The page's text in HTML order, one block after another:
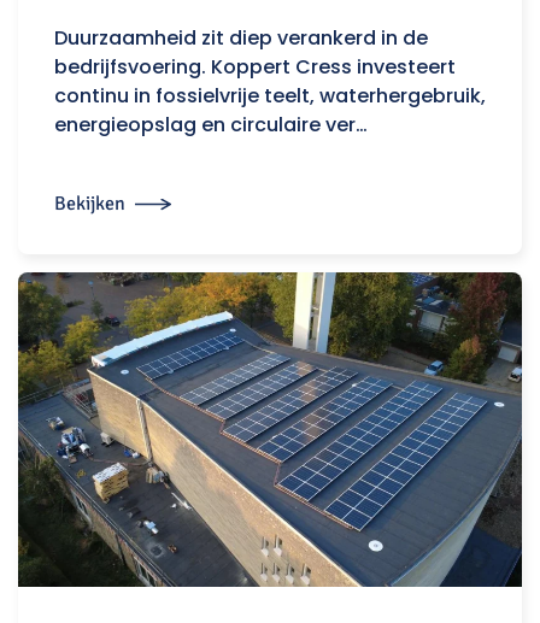
Duurzaamheid zit diep verankerd in de
bedrijfsvoering. Koppert Cress investeert
continu in fossielvrije teelt, waterhergebruik,
energieopslag en circulaire ver…
Bekijken